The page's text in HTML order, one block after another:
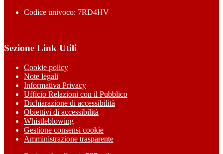
Codice univoco: 7RD4HV
Sezione Link Utili
Cookie policy
Note legali
Informativa Privacy
Ufficio Relazioni con il Pubblico
Dichiarazione di accessibilità
Obiettivi di accessibilità
Whistleblowing
Gestione consensi cookie
Amministrazione trasparente